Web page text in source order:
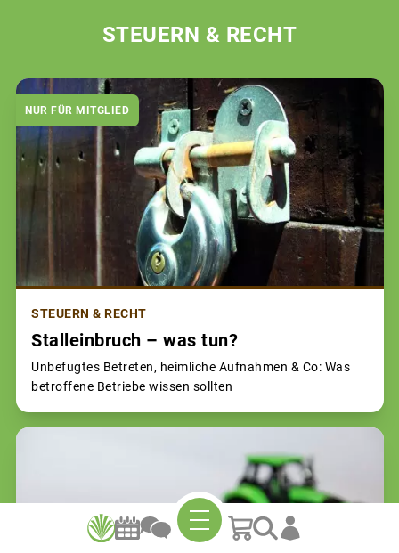
STEUERN & RECHT
NUR FÜR MITGLIED
STEUERN & RECHT
Stalleinbruch – was tun?
Unbefugtes Betreten, heimliche Aufnahmen & Co: Was
betroffene Betriebe wissen sollten